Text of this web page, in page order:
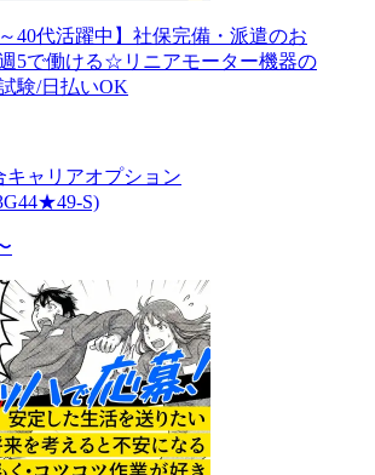
～40代活躍中】社保完備・派遣のお
5で働ける☆リニアモーター機器の
験/日払いOK
キャリアオプション
S)